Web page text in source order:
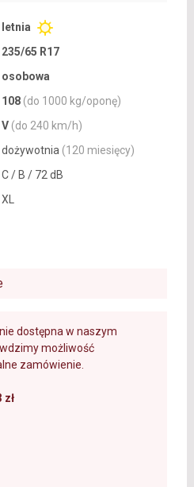
letnia
235/65 R17
osobowa
108 (do 1000 kg/oponę)
V (do 240 km/h)
dożywotnia (120 miesięcy)
C / B / 72 dB
XL
dostępna w naszym
możliwość
zamówienie.
zł